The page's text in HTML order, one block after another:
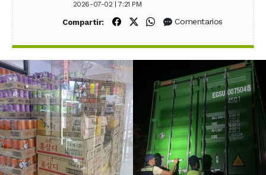
2026-07-02 | 7:21 PM
Compartir: Compartir en Facebook
Compartir en X (Twitter)
Compartir en WhatsApp
Comentarios